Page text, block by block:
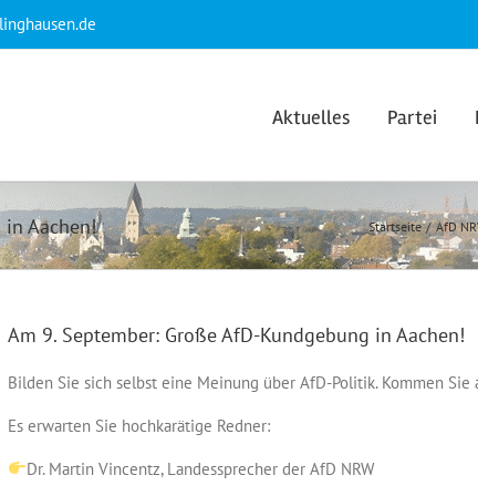
Aktuelles Partei
in Aachen! Startseite AfD
Am 9. September: Große AfD-Kundgebung in Aachen!
Bilden Sie sich selbst eine Meinung über AfD-Politik. Kommen
Es erwarten Sie hochkarätige Redner:
Dr. Martin Vincentz, Landessprecher der AfD NRW